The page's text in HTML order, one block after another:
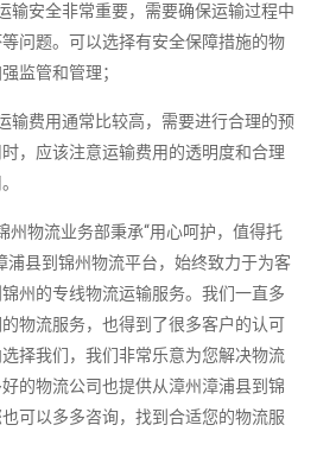
输安全非常重要，需要确保运输过程中
问题。可以选择有安全保障措施的物
监管和管理；
输费用通常比较高，需要进行合理的预
，应该注意运输费用的透明度和合理
物流业务部秉承“用心呵护，值得托
浦县到锦州物流平台，始终致力于为客
州的专线物流运输服务。我们一直多
物流服务，也得到了很多客户的认可
择我们，我们非常乐意为您解决物流
的物流公司也提供从漳州漳浦县到锦
可以多多咨询，找到合适您的物流服